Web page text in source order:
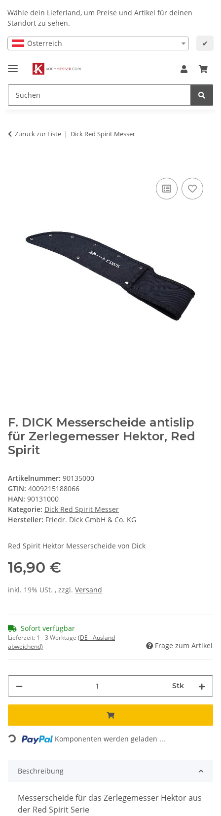
Wähle dein Lieferland, um Preise und Artikel für deinen
Standort zu sehen.
Österreich ✔
Zurück zur Liste Dick Red Spirit Messer
F. DICK Messerscheide antislip
für Zerlegemesser Hektor, Red
Spirit
Artikelnummer: 90135000
GTIN: 4009215188066
HAN: 90131000
Kategorie: Dick Red Spirit Messer
Hersteller: Friedr. Dick GmbH & Co. KG
Red Spirit Hektor Messerscheide von Dick
16,90 €
inkl. 19% USt. , zzgl. Versand
Sofort verfügbar
Lieferzeit: 1 - 3 Werktage (DE - Ausland
abweichend)
Frage zum Artikel
Stk
Loading... Komponenten werden geladen ...
Beschreibung
Messerscheide für das Zerlegemesser Hektor aus
der Red Spirit Serie